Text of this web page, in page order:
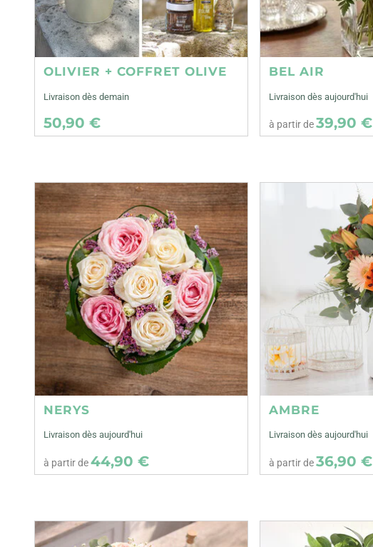
OLIVIER + COFFRET OLIVE
Livraison dès demain
50,90 €
BEL AIR
Livraison dès aujourd'hui
à partir de39,90 €
NERYS
Livraison dès aujourd'hui
à partir de44,90 €
AMBRE
Livraison dès aujourd'hui
à partir de36,90 €